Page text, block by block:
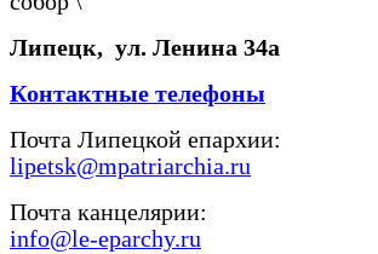
Липецк, ул. Ленина 34а
Контактные телефоны
Почта Липецкой епархии:
lipetsk@mpatriarchia.ru
Почта канцелярии:
info@le-eparchy.ru